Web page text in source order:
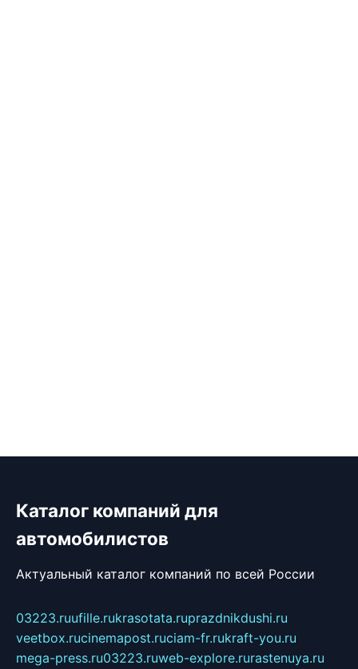
Каталог компаний для
автомобилистов
Актуальный каталог компаний по всей России
03223.ruufille.rukrasotata.ruprazdnikdushi.ru
veetbox.rucinemapost.ruciam-fr.rukraft-you.ru
mega-press.ru03223.ruweb-explore.rurastenuya.ru